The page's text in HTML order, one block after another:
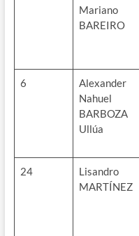
Mariano
BAREIRO
6
Alexander
Nahuel
BARBOZA
Ullúa
24
Lisandro
MARTÍNEZ